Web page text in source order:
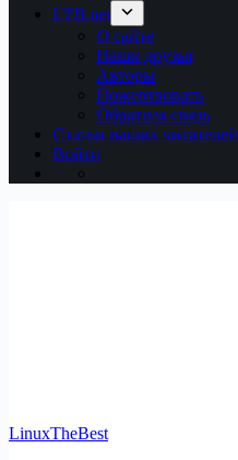
LTB.net
О сайте
Наши друзья
Авторы
Пожертвовать
Обратная связь
Статьи наших читателей
Войти
LinuxTheBest